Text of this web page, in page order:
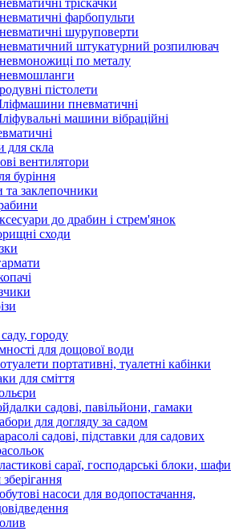
тріскачки
фарбопульти
шуруповерти
штукатурний розпилювач
по металу
пістолети
пневматичні
машини вібраційні
для скла
вентилятори
буріння
та заклепочники
до драбин і стрем'янок
сходи
городу
для дощової води
портативні, туалетні кабінки
для сміття
садові, павільйони, гамаки
для догляду за садом
садові, підставки для садових
сараї, господарські блоки, шафи
зберігання
насоси для водопостачання,